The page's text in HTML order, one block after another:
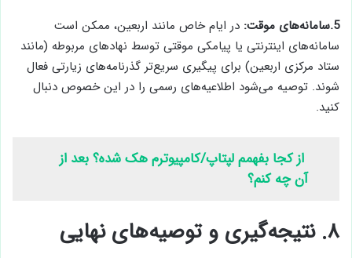
5.سامانه‌های موقت:
در ایام خاص مانند اربعین، ممکن است
سامانه‌های اینترنتی یا پیامکی موقتی توسط نهادهای مربوطه (مانند
ستاد مرکزی اربعین) برای پیگیری سریع‌تر گذرنامه‌های زیارتی فعال
شوند. توصیه می‌شود اطلاعیه‌های رسمی را در این خصوص دنبال
کنید.
از کجا بفهمم لپتاپ/کامپیوترم هک شده؟ بعد از
آن چه کنم؟
۸. نتیجه‌گیری و توصیه‌های نهایی